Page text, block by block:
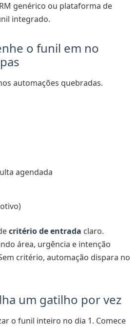
genérico ou plataforma de
integrado.
o funil em no
automações quebradas.
agendada
critério de entrada claro.
área, urgência e intenção
critério, automação dispara no
um gatilho por vez
o funil inteiro no dia 1. Comece